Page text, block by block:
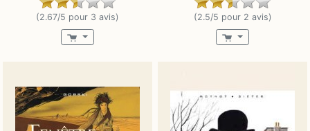
(2.67/5 pour 3 avis) (2.5/5 pour 2 avis)